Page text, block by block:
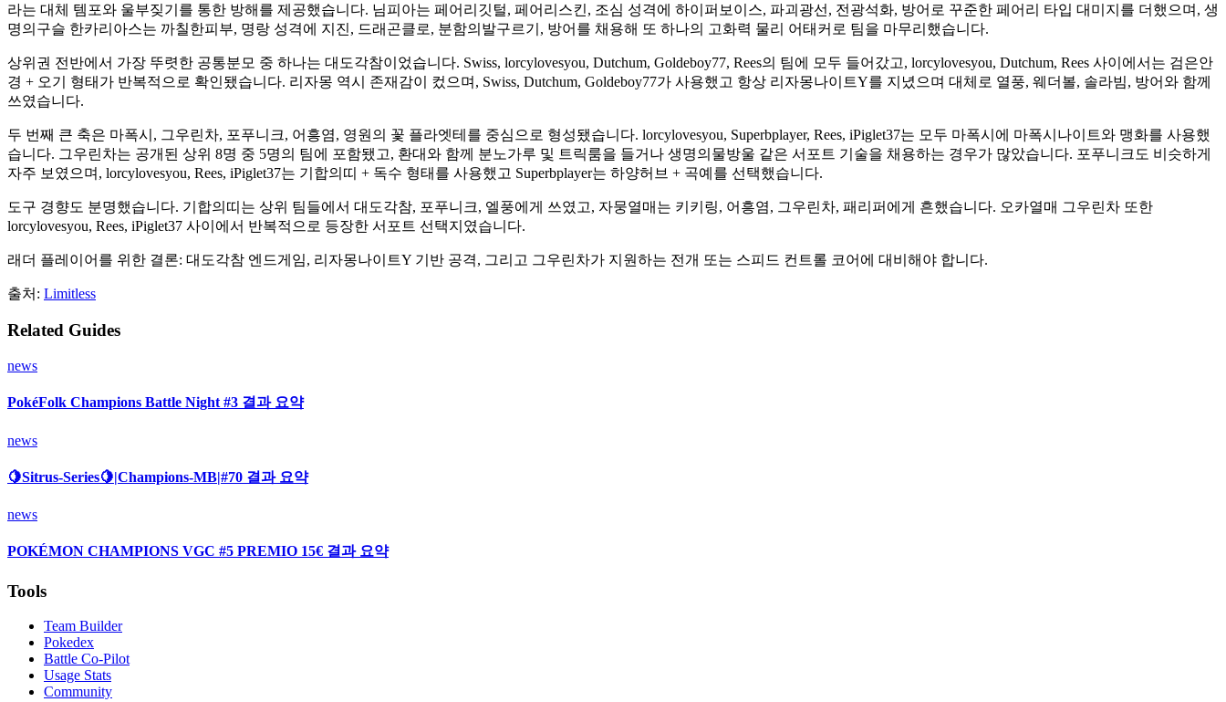
라는 대체 템포와 울부짖기를 통한 방해를 제공했습니다. 님피아는 페어리깃털, 페어리스킨, 조심 성격에 하이퍼보이스, 파괴광선, 전광석화, 방어로 꾸준한 페어리 타입 대미지를 더했으며, 생
명의구슬 한카리아스는 까칠한피부, 명랑 성격에 지진, 드래곤클로, 분함의발구르기, 방어를 채용해 또 하나의 고화력 물리 어태커로 팀을 마무리했습니다.
상위권 전반에서 가장 뚜렷한 공통분모 중 하나는 대도각참이었습니다. Swiss, lorcylovesyou, Dutchum, Goldeboy77, Rees의 팀에 모두 들어갔고, lorcylovesyou, Dutchum, Rees 사이에서는 검은안
경 + 오기 형태가 반복적으로 확인됐습니다. 리자몽 역시 존재감이 컸으며, Swiss, Dutchum, Goldeboy77가 사용했고 항상 리자몽나이트Y를 지녔으며 대체로 열풍, 웨더볼, 솔라빔, 방어와 함께
쓰였습니다.
두 번째 큰 축은 마폭시, 그우린차, 포푸니크, 어흥염, 영원의 꽃 플라엣테를 중심으로 형성됐습니다. lorcylovesyou, Superbplayer, Rees, iPiglet37는 모두 마폭시에 마폭시나이트와 맹화를 사용했
습니다. 그우린차는 공개된 상위 8명 중 5명의 팀에 포함됐고, 환대와 함께 분노가루 및 트릭룸을 들거나 생명의물방울 같은 서포트 기술을 채용하는 경우가 많았습니다. 포푸니크도 비슷하게
자주 보였으며, lorcylovesyou, Rees, iPiglet37는 기합의띠 + 독수 형태를 사용했고 Superbplayer는 하양허브 + 곡예를 선택했습니다.
도구 경향도 분명했습니다. 기합의띠는 상위 팀들에서 대도각참, 포푸니크, 엘풍에게 쓰였고, 자뭉열매는 키키링, 어흥염, 그우린차, 패리퍼에게 흔했습니다. 오카열매 그우린차 또한
lorcylovesyou, Rees, iPiglet37 사이에서 반복적으로 등장한 서포트 선택지였습니다.
래더 플레이어를 위한 결론: 대도각참 엔드게임, 리자몽나이트Y 기반 공격, 그리고 그우린차가 지원하는 전개 또는 스피드 컨트롤 코어에 대비해야 합니다.
출처: Limitless
Related Guides
news
PokéFolk Champions Battle Night #3 결과 요약
news
🍋Sitrus-Series🍋|Champions-MB|#70 결과 요약
news
POKÉMON CHAMPIONS VGC #5 PREMIO 15€ 결과 요약
Tools
Team Builder
Pokedex
Battle Co-Pilot
Usage Stats
Community